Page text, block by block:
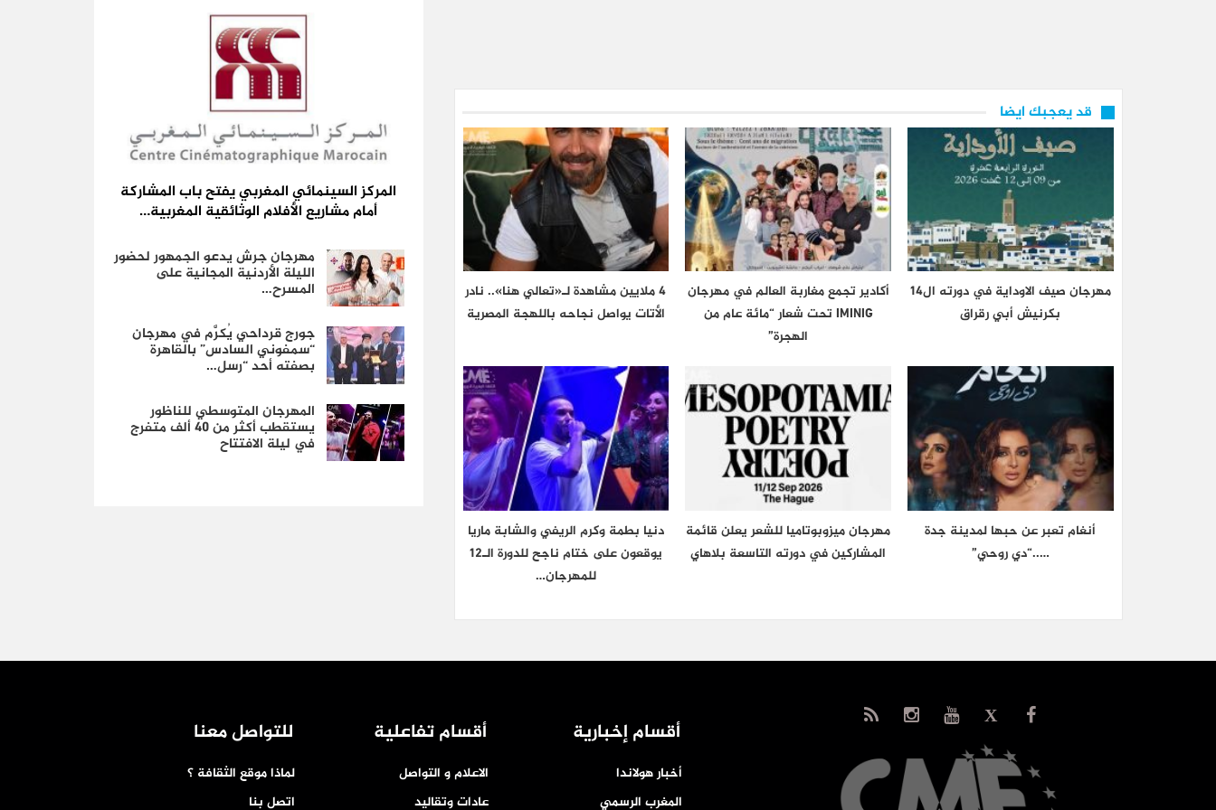
قد يعجبك ايضا
مهرجان صيف الاوداية في دورته ال14
بكرنيش أبي رقراق
أكادير تجمع مغاربة العالم في مهرجان
IMINIG تحت شعار “مائة عام من
الهجرة”
4 ملايين مشاهدة لـ«تعالي هنا».. نادر
الأتات يواصل نجاحه باللهجة المصرية
أنغام تعبر عن حبها لمدينة جدة
…..“دي روحي”
مهرجان ميزوبوتاميا للشعر يعلن قائمة
المشاركين في دورته التاسعة بلاهاي
دنيا بطمة وكرم الريفي والشابة ماريا
يوقعون على ختام ناجح للدورة الـ12
للمهرجان…
المركز السينمائي المغربي يفتح باب المشاركة
أمام مشاريع الأفلام الوثائقية المغربية…
مهرجان جرش يدعو الجمهور لحضور
الليلة الأردنية المجانية على
المسرح…
جورج قرداحي يُكرَّم في مهرجان
“سمفوني السادس” بالقاهرة
بصفته أحد “رسل…
المهرجان المتوسطي للناظور
يستقطب أكثر من 40 ألف متفرج
في ليلة الافتتاح
أقسام إخبارية
أخبار هولاندا
المغرب الرسمي
أقسام تفاعلية
الاعلام و التواصل
عادات وتقاليد
للتواصل معنا
لماذا موقع الثقافة ؟
اتصل بنا